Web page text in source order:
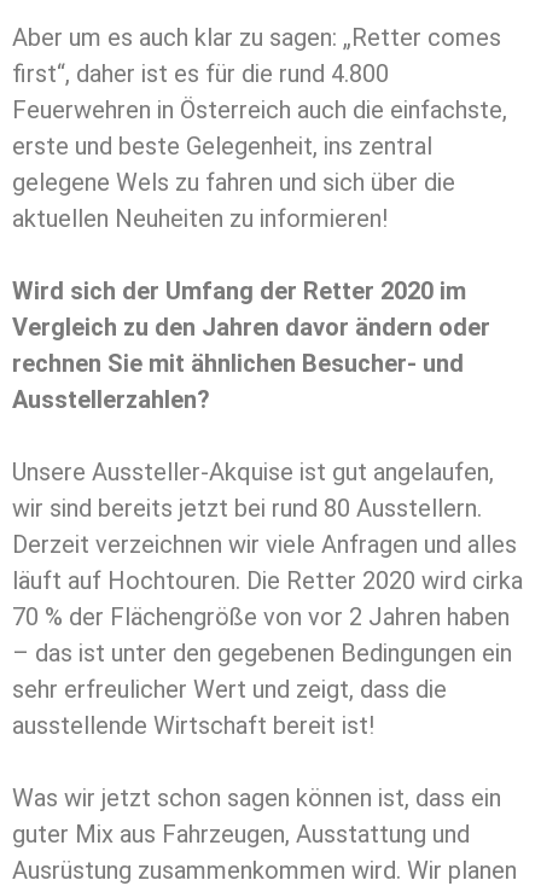
Aber um es auch klar zu sagen: „Retter comes
first“, daher ist es für die rund 4.800
Feuerwehren in Österreich auch die einfachste,
erste und beste Gelegenheit, ins zentral
gelegene Wels zu fahren und sich über die
aktuellen Neuheiten zu informieren!
Wird sich der Umfang der Retter 2020 im
Vergleich zu den Jahren davor ändern oder
rechnen Sie mit ähnlichen Besucher- und
Ausstellerzahlen?
Unsere Aussteller-Akquise ist gut angelaufen,
wir sind bereits jetzt bei rund 80 Ausstellern.
Derzeit verzeichnen wir viele Anfragen und alles
läuft auf Hochtouren. Die Retter 2020 wird cirka
70 % der Flächengröße von vor 2 Jahren haben
– das ist unter den gegebenen Bedingungen ein
sehr erfreulicher Wert und zeigt, dass die
ausstellende Wirtschaft bereit ist!
Was wir jetzt schon sagen können ist, dass ein
guter Mix aus Fahrzeugen, Ausstattung und
Ausrüstung zusammenkommen wird. Wir planen